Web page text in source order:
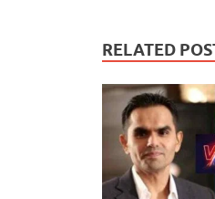
s
A
p
p
b
o
o
k
RELATED